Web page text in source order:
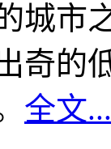
城市
奇的
全文...